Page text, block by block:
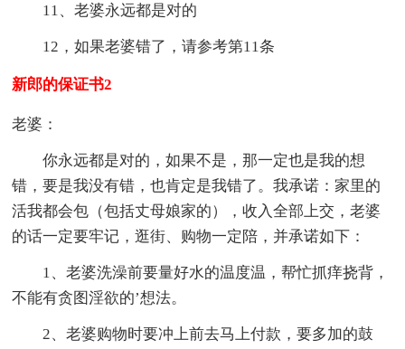
11、老婆永远都是对的
12，如果老婆错了，请参考第11条
新郎的保证书2
老婆：
你永远都是对的，如果不是，那一定也是我的想
错，要是我没有错，也肯定是我错了。我承诺：家里的
活我都会包（包括丈母娘家的），收入全部上交，老婆
的话一定要牢记，逛街、购物一定陪，并承诺如下：
1、老婆洗澡前要量好水的温度温，帮忙抓痒挠背，
不能有贪图淫欲的’想法。
2、老婆购物时要冲上前去马上付款，要多加的鼓